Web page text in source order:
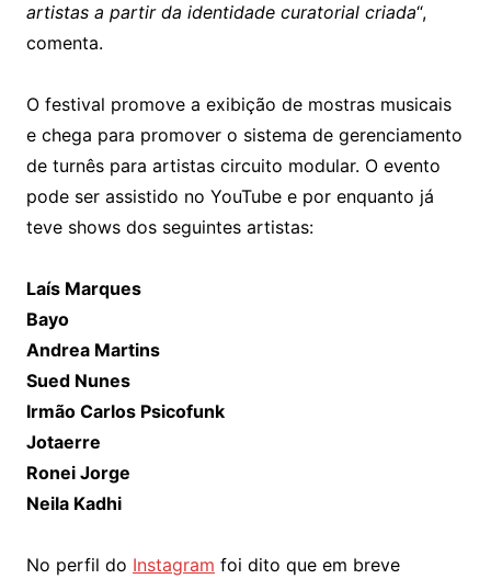
artistas a partir da identidade curatorial criada“,
comenta.
O festival promove a exibição de mostras musicais
e chega para promover o sistema de gerenciamento
de turnês para artistas circuito modular. O evento
pode ser assistido no YouTube e por enquanto já
teve shows dos seguintes artistas:
Laís Marques
Bayo
Andrea Martins
Sued Nunes
Irmão Carlos Psicofunk
Jotaerre
Ronei Jorge
Neila Kadhi
No perfil do Instagram foi dito que em breve